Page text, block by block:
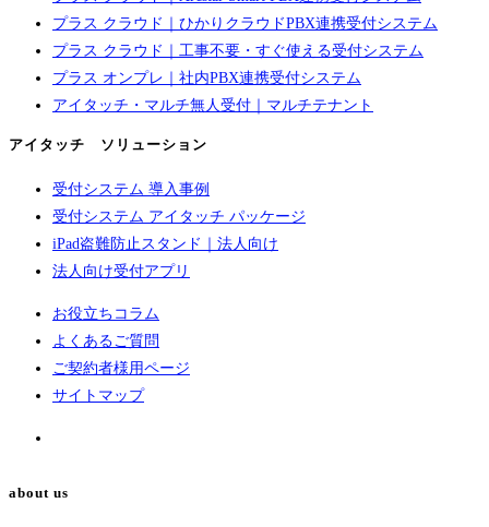
プラス クラウド｜ひかりクラウドPBX連携受付システム
プラス クラウド｜工事不要・すぐ使える受付システム
プラス オンプレ｜社内PBX連携受付システム
アイタッチ・マルチ無人受付｜マルチテナント
アイタッチ ソリューション
受付システム 導入事例
受付システム アイタッチ パッケージ
iPad盗難防止スタンド｜法人向け
法人向け受付アプリ
お役立ちコラム
よくあるご質問
ご契約者様用ページ
サイトマップ
about us